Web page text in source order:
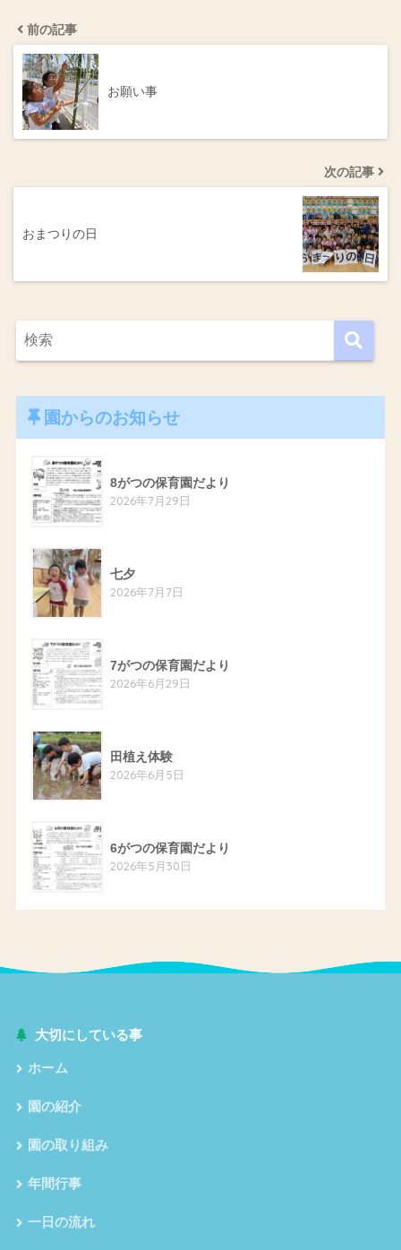
前の記事
お願い事
次の記事
おまつりの日
園からのお知らせ
8がつの保育園だより
2026年7月29日
七夕
2026年7月7日
7がつの保育園だより
2026年6月29日
田植え体験
2026年6月5日
6がつの保育園だより
2026年5月30日
大切にしている事
ホーム
園の紹介
園の取り組み
年間行事
一日の流れ